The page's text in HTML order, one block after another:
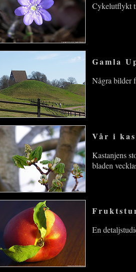
Cykelutflykt
Gamla
Några bilder
Vår i
Kastanjens
bladen
En